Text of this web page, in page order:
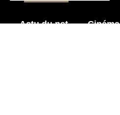
Actu du net Cinéma